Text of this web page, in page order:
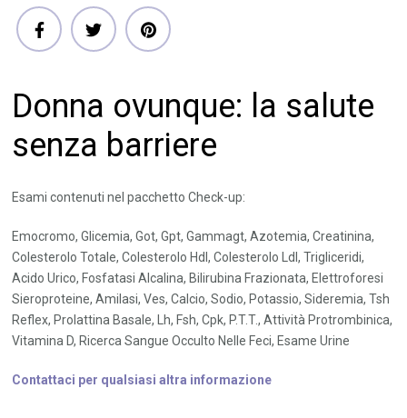
Donna ovunque: la salute
senza barriere
Esami contenuti nel pacchetto Check-up:
Emocromo, Glicemia, Got, Gpt, Gammagt, Azotemia, Creatinina,
Colesterolo Totale, Colesterolo Hdl, Colesterolo Ldl, Trigliceridi,
Acido Urico, Fosfatasi Alcalina, Bilirubina Frazionata, Elettroforesi
Sieroproteine, Amilasi, Ves, Calcio, Sodio, Potassio, Sideremia, Tsh
Reflex, Prolattina Basale, Lh, Fsh, Cpk, P.T.T., Attività Protrombinica,
Vitamina D, Ricerca Sangue Occulto Nelle Feci, Esame Urine
Contattaci per qualsiasi altra informazione